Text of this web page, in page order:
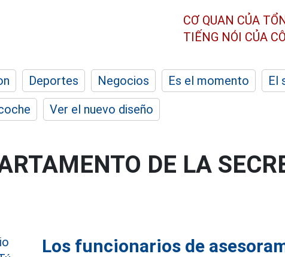
CƠ QUAN CỦA
TIẾNG NÓI CỦA
Deportes Negocios Es el momento El
Ver el nuevo diseño
DE LA
Los funcionarios de